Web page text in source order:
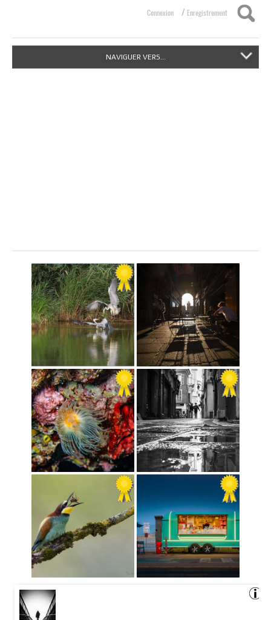
Connexion / Enregistrement
NAVIGUER VERS...